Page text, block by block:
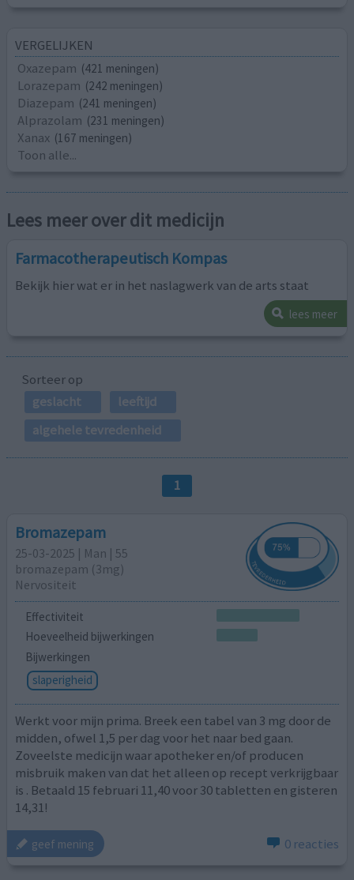
VERGELIJKEN
Oxazepam (421 meningen)
Lorazepam (242 meningen)
Diazepam (241 meningen)
Alprazolam (231 meningen)
Xanax (167 meningen)
Toon alle...
Lees meer over dit medicijn
Farmacotherapeutisch Kompas
Bekijk hier wat er in het naslagwerk van de arts staat
lees meer
Sorteer op
geslacht
leeftijd
algehele tevredenheid
1
Bromazepam
25-03-2025 | Man | 55
bromazepam (3mg)
Nervositeit
Effectiviteit
Hoeveelheid bijwerkingen
Bijwerkingen
slaperigheid
Werkt voor mijn prima. Breek een tabel van 3 mg door de
midden, ofwel 1,5 per dag voor het naar bed gaan.
Zoveelste medicijn waar apotheker en/of producen
misbruik maken van dat het alleen op recept verkrijgbaar
is . Betaald 15 februari 11,40 voor 30 tabletten en gisteren
14,31!
geef mening 0 reacties